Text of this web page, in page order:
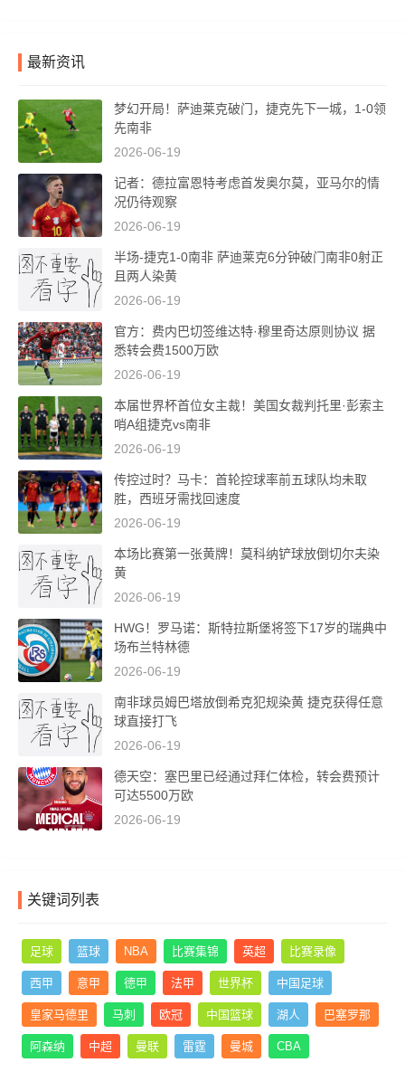
最新资讯
梦幻开局！萨迪莱克破门，捷克先下一城，1-0领
先南非
2026-06-19
记者：德拉富恩特考虑首发奥尔莫，亚马尔的情
况仍待观察
2026-06-19
半场-捷克1-0南非 萨迪莱克6分钟破门南非0射正
且两人染黄
2026-06-19
官方：费内巴切签维达特·穆里奇达原则协议 据
悉转会费1500万欧
2026-06-19
本届世界杯首位女主裁！美国女裁判托里·彭索主
哨A组捷克vs南非
2026-06-19
传控过时？马卡：首轮控球率前五球队均未取
胜，西班牙需找回速度
2026-06-19
本场比赛第一张黄牌！莫科纳铲球放倒切尔夫染
黄
2026-06-19
HWG！罗马诺：斯特拉斯堡将签下17岁的瑞典中
场布兰特林德
2026-06-19
南非球员姆巴塔放倒希克犯规染黄 捷克获得任意
球直接打飞
2026-06-19
德天空：塞巴里已经通过拜仁体检，转会费预计
可达5500万欧
2026-06-19
关键词列表
足球 篮球 NBA 比赛集锦 英超 比赛录像
西甲 意甲 德甲 法甲 世界杯 中国足球
皇家马德里 马刺 欧冠 中国篮球 湖人 巴塞罗那
阿森纳 中超 曼联 雷霆 曼城 CBA